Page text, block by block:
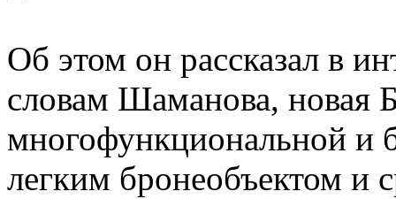
Об этом он рассказал в
словам Шаманова, новая
многофункциональной и
легким бронеобъектом и